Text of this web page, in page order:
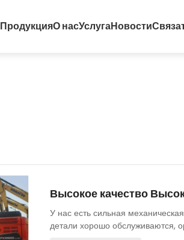
ПродукцияО насУслугаНовости
Высокое качество
У нас есть сильная
детали хорошо обслуживаются,